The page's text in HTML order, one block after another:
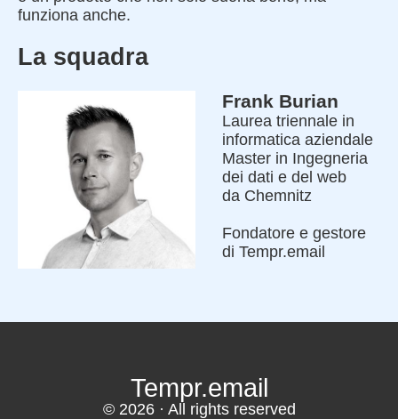
funziona anche.
La squadra
Frank Burian
Laurea triennale in
informatica aziendale
Master in Ingegneria
dei dati e del web
da Chemnitz
Fondatore e gestore
di Tempr.email
Tempr.email
© 2026 · All rights reserved